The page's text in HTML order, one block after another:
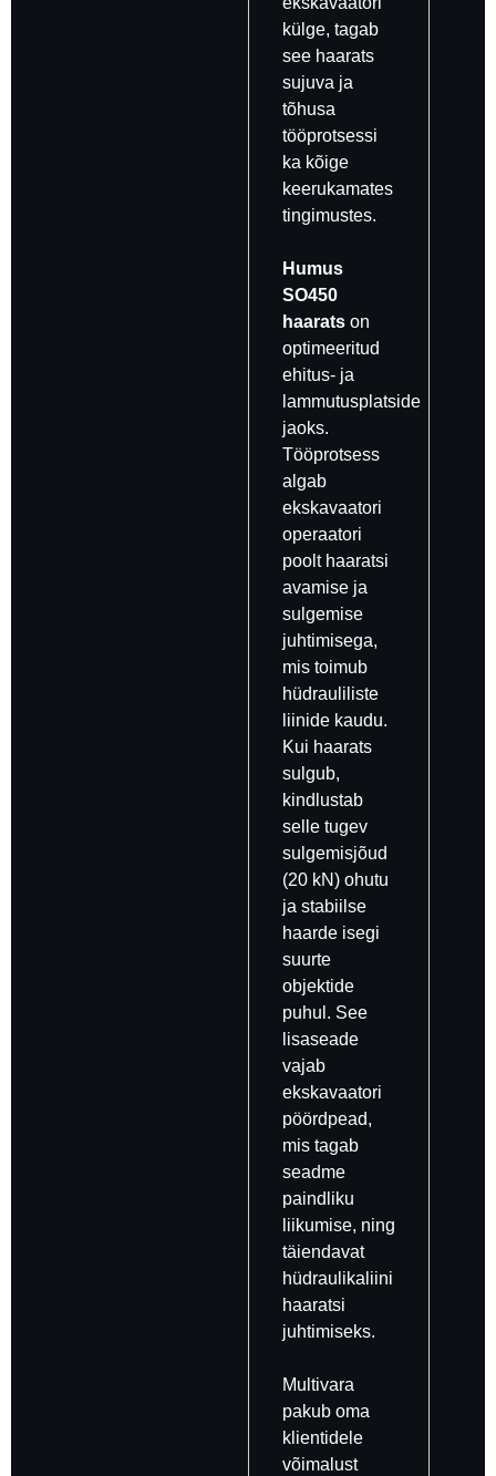
külge, tagab
see haarats
sujuva ja
tõhusa
tööprotsessi
ka kõige
keerukamates
tingimustes.
Humus
SO450
haarats on
optimeeritud
ehitus- ja
lammutusplatside
jaoks.
Tööprotsess
algab
ekskavaatori
operaatori
poolt haaratsi
avamise ja
sulgemise
juhtimisega,
mis toimub
hüdrauliliste
liinide kaudu.
Kui haarats
sulgub,
kindlustab
selle tugev
sulgemisjõud
(20 kN) ohutu
ja stabiilse
haarde isegi
suurte
objektide
puhul. See
lisaseade
vajab
ekskavaatori
pöördpead,
mis tagab
seadme
paindliku
liikumise, ning
täiendavat
hüdraulikaliini
haaratsi
juhtimiseks.
Multivara
pakub oma
klientidele
võimalust